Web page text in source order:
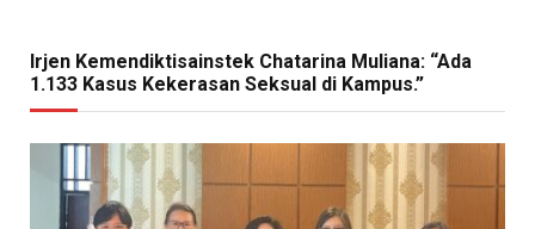
Irjen Kemendiktisainstek Chatarina Muliana: “Ada
1.133 Kasus Kekerasan Seksual di Kampus.”